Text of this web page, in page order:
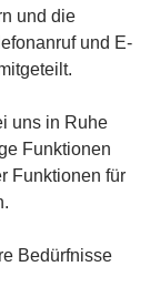
und die
und E-
uns in Ruhe
Funktionen
Funktionen für
Bedürfnisse